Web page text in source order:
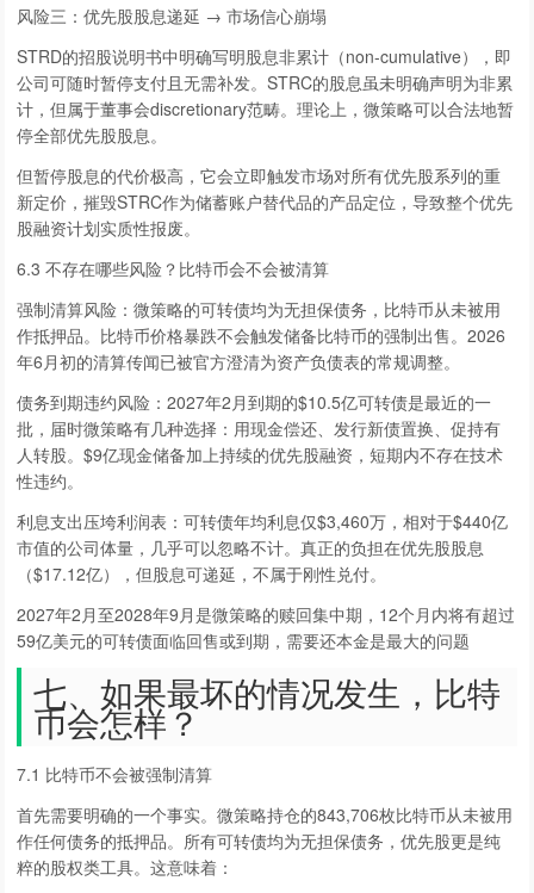
风险三：优先股股息递延 → 市场信心崩塌
STRD的招股说明书中明确写明股息非累计（non-cumulative），即
公司可随时暂停支付且无需补发。STRC的股息虽未明确声明为非累
计，但属于董事会discretionary范畴。理论上，微策略可以合法地暂
停全部优先股股息。
但暂停股息的代价极高，它会立即触发市场对所有优先股系列的重
新定价，摧毁STRC作为储蓄账户替代品的产品定位，导致整个优先
股融资计划实质性报废。
6.3 不存在哪些风险？比特币会不会被清算
强制清算风险：微策略的可转债均为无担保债务，比特币从未被用
作抵押品。比特币价格暴跌不会触发储备比特币的强制出售。2026
年6月初的清算传闻已被官方澄清为资产负债表的常规调整。
债务到期违约风险：2027年2月到期的$10.5亿可转债是最近的一
批，届时微策略有几种选择：用现金偿还、发行新债置换、促持有
人转股。$9亿现金储备加上持续的优先股融资，短期内不存在技术
性违约。
利息支出压垮利润表：可转债年均利息仅$3,460万，相对于$440亿
市值的公司体量，几乎可以忽略不计。真正的负担在优先股股息
（$17.12亿），但股息可递延，不属于刚性兑付。
2027年2月至2028年9月是微策略的赎回集中期，12个月内将有超过
59亿美元的可转债面临回售或到期，需要还本金是最大的问题
七、如果最坏的情况发生，比特
币会怎样？
7.1 比特币不会被强制清算
首先需要明确的一个事实。微策略持仓的843,706枚比特币从未被用
作任何债务的抵押品。所有可转债均为无担保债务，优先股更是纯
粹的股权类工具。这意味着：